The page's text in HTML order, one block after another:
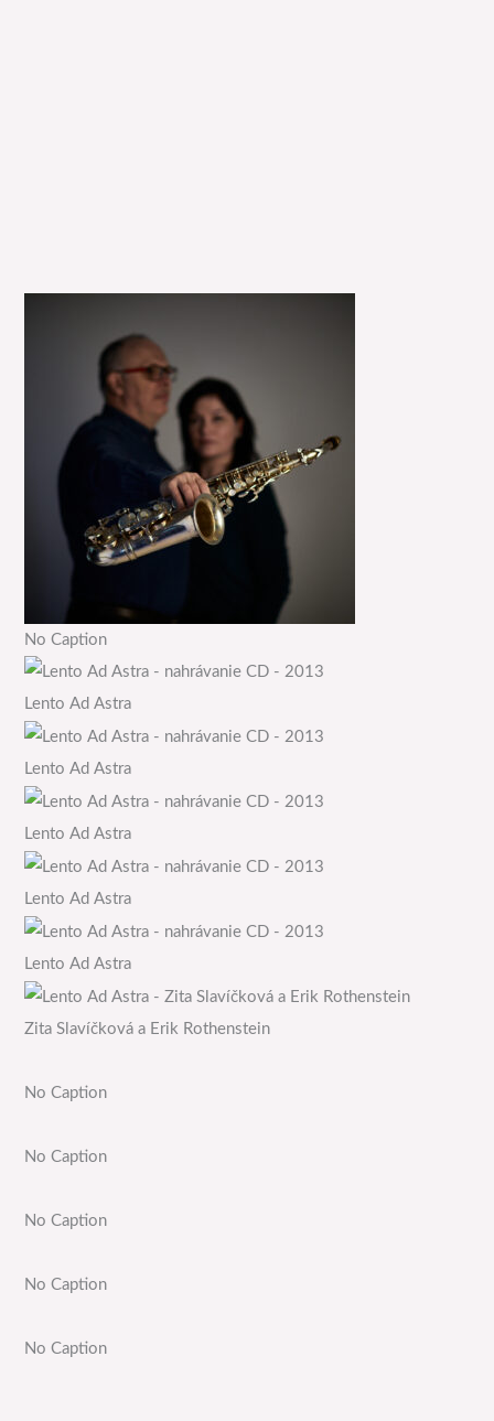
No Caption
Lento Ad Astra
Lento Ad Astra
Lento Ad Astra
Lento Ad Astra
Lento Ad Astra
Zita Slavíčková a Erik Rothenstein
No Caption
No Caption
No Caption
No Caption
No Caption